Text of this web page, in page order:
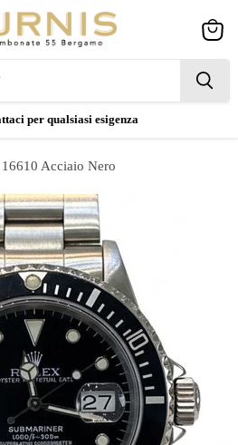
per qualsiasi esigenza
cart
Acciaio Nero